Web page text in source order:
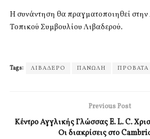
Η συνάντηση θα πραγματοποιηθεί
Τοπικού Συμβουλίου Λιβαδερού.
Tags: ΛΙΒΑΔΕΡΟ ΠΑΝΩΛΗ ΠΡΟΒΑΤΑ
Previous Post
Κέντρο Αγγλικής Γλώσσας E. L. C.
Οι διακρίσεις στο